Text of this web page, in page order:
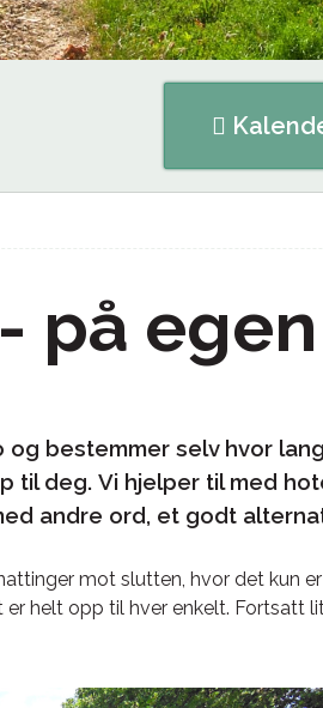
på
bestemmer selv hvor
til deg. Vi hjelper til med
andre ord, et godt
mot slutten, hvor det kun
helt opp til hver enkelt. Fortsatt